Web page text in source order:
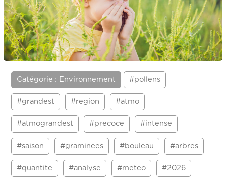
Catégorie : Environnement #pollens
#grandest #region #atmo
#atmograndest #precoce #intense
#saison #graminees #bouleau #arbres
#quantite #analyse #meteo #2026